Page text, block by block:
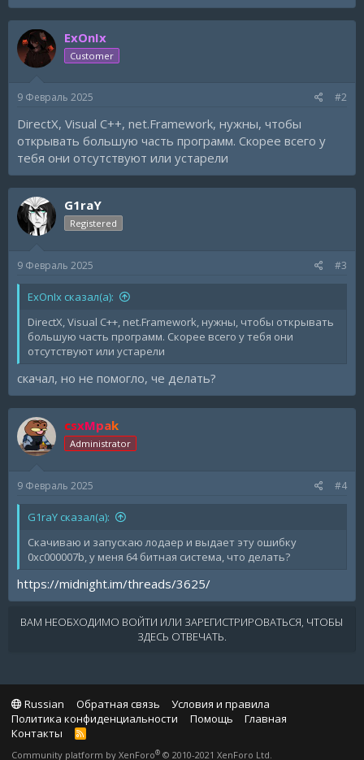
ExOnIx
Customer
9 Февраль 2025 #2
DirectX, Visual C++, net.Framework, нужны, чтобы
открывать большую часть программ. Скорее всего у
тебя они отсутствуют или устарели
G1raY
Registered
9 Февраль 2025 #3
ExOnIx сказал(а):
DirectX, Visual C++, net.Framework, нужны, чтобы открывать
большую часть программ. Скорее всего у тебя они
отсутствуют или устарели
скачал, но не помогло, че делать?
csxMpak
Administrator
9 Февраль 2025 #4
G1raY сказал(а):
Скачиваю и запускаю лодаер и выдает эту ошибку
0xc000007b, у меня 64 битная система, что делать?
https://midnight.im/threads/3625/
ВАМ НЕОБХОДИМО ВОЙТИ ИЛИ ЗАРЕГИСТРИРОВАТЬСЯ, ЧТОБЫ
ЗДЕСЬ ОТВЕЧАТЬ.
Russian Обратная связь
Условия и правила
Политика конфиденциальности
Помощь
Главная
Контакты
R
S
Community platform by XenForo® © 2010-2021 XenForo Ltd.